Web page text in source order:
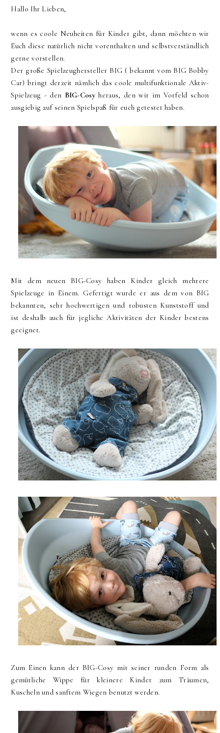
Hallo Ihr Lieben,
wenn es coole Neuheiten für Kinder gibt, dann möchten wir
Euch diese natürlich nicht vorenthalten und selbstverständlich
gerne vorstellen.
Der große Spielzeughersteller BIG ( bekannt vom BIG Bobby
Car) bringt derzeit nämlich das coole multifunktionale Aktiv-
Spielzeug - den BIG-Cosyheraus, den wir im Vorfeld schon
ausgiebig auf seinen Spielspaß für euch getestet haben.
Mit dem neuen BIG-Cosy haben Kinder gleich mehrere
Spielzeuge in Einem. Gefertigt wurde er aus dem von BIG
bekannten, sehr hochwertigen und robusten Kunststoff und
ist deshalb auch für jegliche Aktivitäten der Kinder bestens
geeignet.
Zum Einen kann der BIG-Cosy mit seiner runden Form als
gemütliche Wippe für kleinere Kinder zum Träumen,
Kuscheln und sanftem Wiegen benutzt werden.